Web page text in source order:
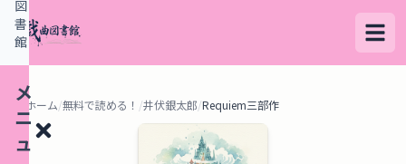
メ
ニ
ュ
図
書
館
ホーム/無料で読める！ /井伏銀太郎/Requiem三部作